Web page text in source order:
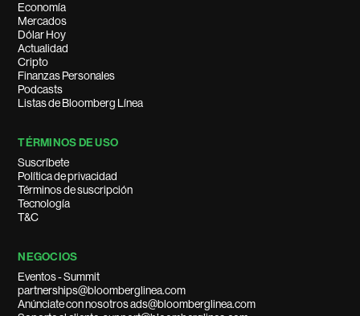
Economía
Mercados
Dólar Hoy
Actualidad
Cripto
Finanzas Personales
Podcasts
Listas de Bloomberg Línea
TÉRMINOS DE USO
Suscríbete
Política de privacidad
Términos de suscripción
Tecnología
T&C
NEGOCIOS
Eventos - Summit
partnerships@bloomberglinea.com
Anúnciate con nosotros ads@bloomberglinea.com